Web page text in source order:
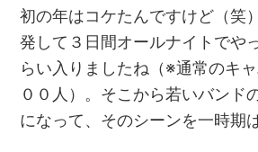
初の年はコケたんですけど（笑
発して３日間オールナイトでや
らい入りましたね（※通常のキ
００人）。そこから若いバンド
になって、そのシーンを一時期